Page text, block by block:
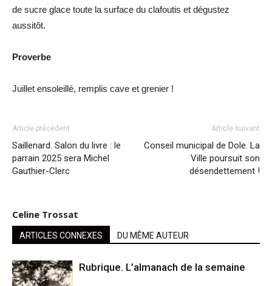
de sucre glace toute la surface du clafoutis et dégustez
aussitôt.
Proverbe
Juillet ensoleillé, remplis cave et grenier !
Article précédent
Saillenard. Salon du livre : le
parrain 2025 sera Michel
Gauthier-Clerc
Article suivant
Conseil municipal de Dole. La
Ville poursuit son
désendettement !
Celine Trossat
ARTICLES CONNEXES DU MÊME AUTEUR
Rubrique. L’almanach de la semaine